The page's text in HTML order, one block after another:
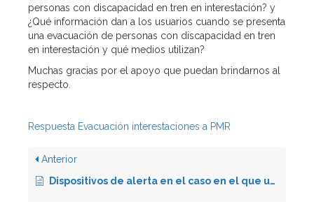
personas con discapacidad en tren en interestación? y
¿Qué información dan a los usuarios cuando se presenta
una evacuación de personas con discapacidad en tren
en interestación y qué medios utilizan?
Muchas gracias por el apoyo que puedan brindarnos al
respecto.
Respuesta Evacuación interestaciones a PMR
Anterior
Dispositivos de alerta en el caso en el que un conductor marche en manual, sin autorización